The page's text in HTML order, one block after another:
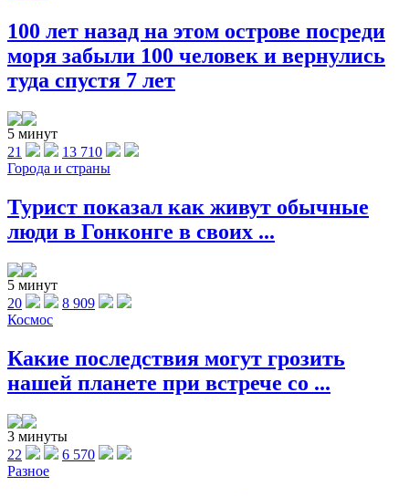
100 лет назад на этом острове посреди
моря забыли 100 человек и вернулись
туда спустя 7 лет
5 минут
21
13 710
Города и страны
Турист показал как живут обычные
люди в Гонконге в своих ...
5 минут
20
8 909
Космос
Какие последствия могут грозить
нашей планете при встрече со ...
3 минуты
22
6 570
Разное